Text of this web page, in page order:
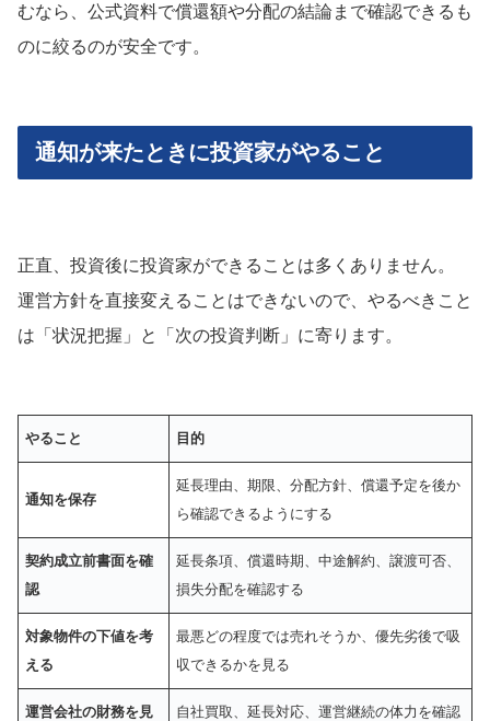
むなら、公式資料で償還額や分配の結論まで確認できるも
のに絞るのが安全です。
通知が来たときに投資家がやること
正直、投資後に投資家ができることは多くありません。
運営方針を直接変えることはできないので、やるべきこと
は「状況把握」と「次の投資判断」に寄ります。
やること 目的
通知を保存
延長理由、期限、分配方針、償還予定を後か
ら確認できるようにする
契約成立前書面を確
認
延長条項、償還時期、中途解約、譲渡可否、
損失分配を確認する
対象物件の下値を考
える
最悪どの程度では売れそうか、優先劣後で吸
収できるかを見る
運営会社の財務を見
自社買取、延長対応、運営継続の体力を確認